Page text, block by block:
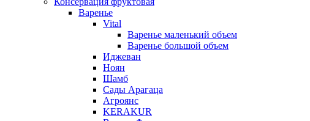
Варенье
Vital
Варенье маленький объем
Варенье большой объем
Иджеван
Ноян
Шамб
Сады Арагаца
Агроянс
KERAKUR